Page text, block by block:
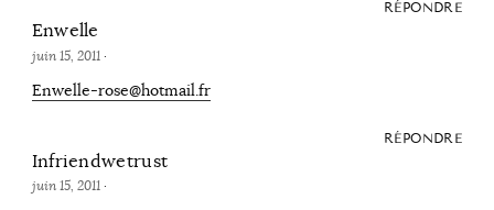
RÉPONDRE
Enwelle
juin 15, 2011·
Enwelle-rose@hotmail.fr
RÉPONDRE
Infriendwetrust
juin 15, 2011·